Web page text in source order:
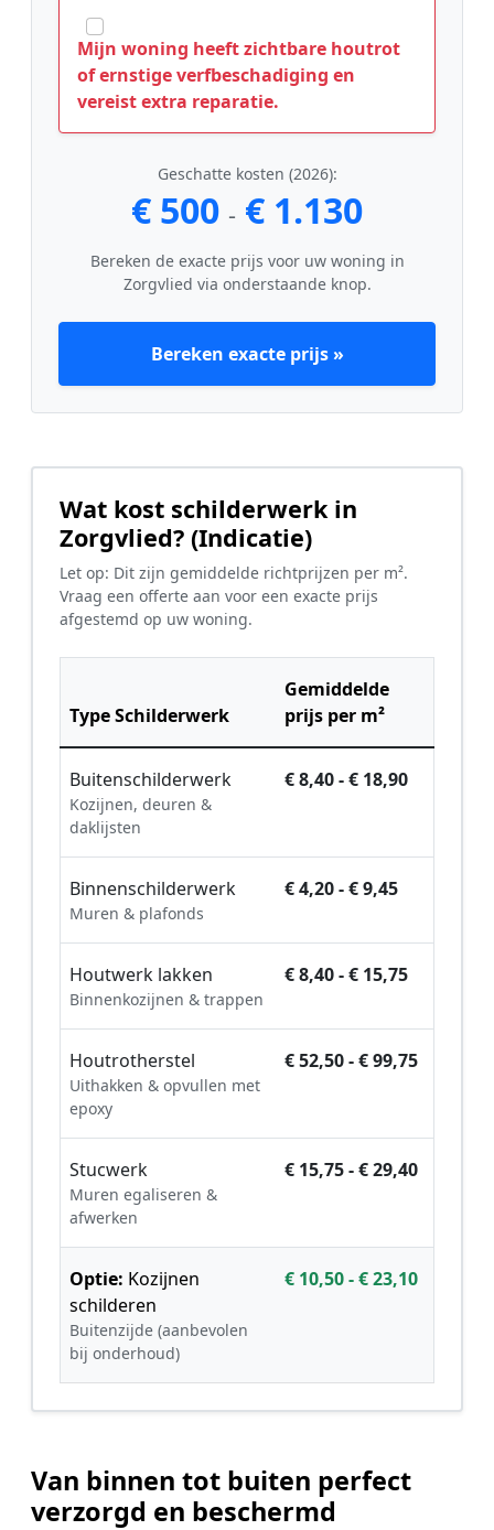
Mijn woning heeft zichtbare houtrot
of ernstige verfbeschadiging en
vereist extra reparatie.
Geschatte kosten (2026):
€ 500 - € 1.130
Bereken de exacte prijs voor uw woning in
Zorgvlied via onderstaande knop.
Bereken exacte prijs »
Wat kost schilderwerk in
Zorgvlied? (Indicatie)
Let op: Dit zijn gemiddelde richtprijzen per m².
Vraag een offerte aan voor een exacte prijs
afgestemd op uw woning.
Type Schilderwerk
Gemiddelde
prijs per m²
Buitenschilderwerk
Kozijnen, deuren &
daklijsten
€ 8,40 - € 18,90
Binnenschilderwerk
Muren & plafonds
€ 4,20 - € 9,45
Houtwerk lakken
Binnenkozijnen & trappen
€ 8,40 - € 15,75
Houtrotherstel
Uithakken & opvullen met
epoxy
€ 52,50 - € 99,75
Stucwerk
Muren egaliseren &
afwerken
€ 15,75 - € 29,40
Optie: Kozijnen
schilderen
Buitenzijde (aanbevolen
bij onderhoud)
€ 10,50 - € 23,10
Van binnen tot buiten perfect
verzorgd en beschermd